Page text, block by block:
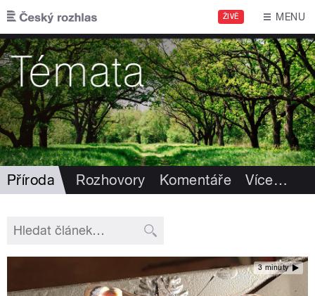
Přejít k hlavnímu obsahu
ŽIVĚ MENU
Příroda Rozhovory Komentáře Více…
3 minuty